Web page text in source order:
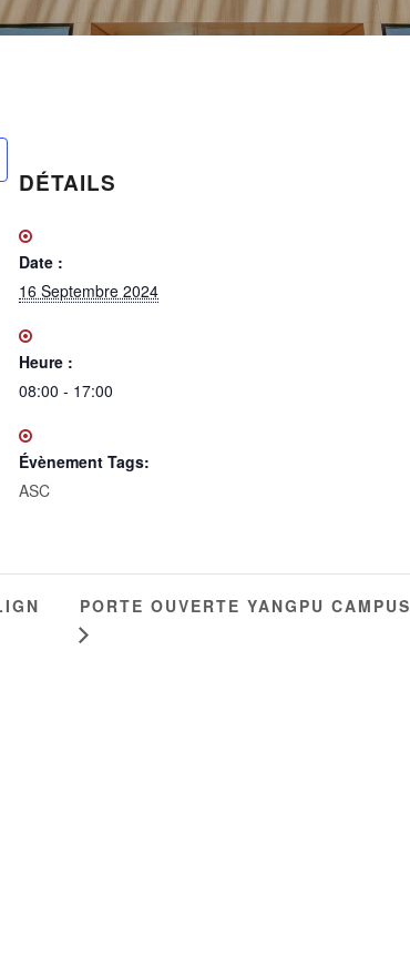
DÉTAILS
Date :
16 Septembre 2024
Heure :
08:00 - 17:00
Évènement Tags:
ASC
PORTE OUVERTE YANGPU CAMPUS